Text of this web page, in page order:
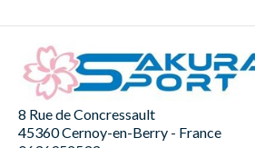
8 Rue de Concressault
45360 Cernoy-en-Berry - France